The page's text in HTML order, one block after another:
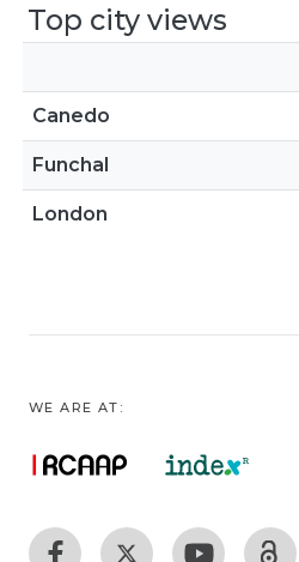
Top city views
Canedo
Funchal
London
WE ARE AT: